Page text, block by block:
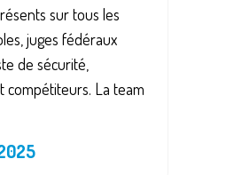
sur tous les
juges fédéraux
de sécurité,
compétiteurs. La team